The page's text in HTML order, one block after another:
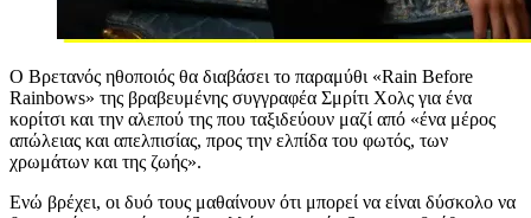
Ο Βρετανός ηθοποιός θα διαβάσει το παραμύθι «Rain Before
Rainbows» της βραβευμένης συγγραφέα Σμρίτι Χολς για ένα
κορίτσι και την αλεπού της που ταξιδεύουν μαζί από «ένα μέρος
απώλειας και απελπισίας, προς την ελπίδα του φωτός, των
χρωμάτων και της ζωής».
Ενώ βρέχει, οι δυό τους μαθαίνουν ότι μπορεί να είναι δύσκολο να